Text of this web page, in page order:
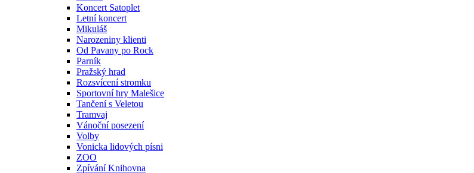
Koncert Satoplet
Letní koncert
Mikuláš
Narozeniny klienti
Od Pavany po Rock
Parník
Pražský hrad
Rozsvícení stromku
Sportovní hry Malešice
Tančení s Veletou
Tramvaj
Vánoční posezení
Volby
Vonicka lidových písni
ZOO
Zpívání Knihovna